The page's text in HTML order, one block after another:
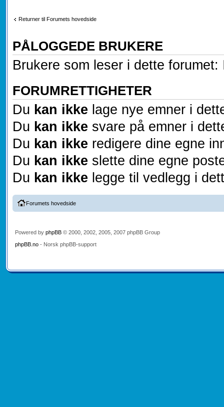
Returner til Forumets hovedside
PÅLOGGEDE BRUKERE
Brukere som leser i dette
FORUMRETTIGHETER
Du kan ikke lage nye emner i
Du kan ikke svare på emner i
Du kan ikke redigere dine egne
Du kan ikke slette dine egne
Du kan ikke legge til vedlegg i
Forumets hovedside
Powered by phpBB© 2000, 2002, 2005, 2007 phpBB Group
phpBB.no- Norsk phpBB-support